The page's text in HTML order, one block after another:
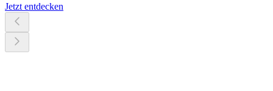
Jetzt entdecken